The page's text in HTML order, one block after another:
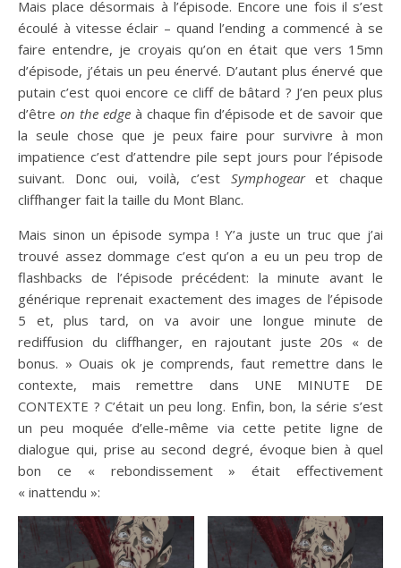
Mais place désormais à l’épisode. Encore une fois il s’est
écoulé à vitesse éclair – quand l’ending a commencé à se
faire entendre, je croyais qu’on en était que vers 15mn
d’épisode, j’étais un peu énervé. D’autant plus énervé que
putain c’est quoi encore ce cliff de bâtard ? J’en peux plus
d’être on the edgeà chaque fin d’épisode et de savoir que
la seule chose que je peux faire pour survivre à mon
impatience c’est d’attendre pile sept jours pour l’épisode
suivant. Donc oui, voilà, c’est Symphogearet chaque
cliffhanger fait la taille du Mont Blanc.
Mais sinon un épisode sympa ! Y’a juste un truc que j’ai
trouvé assez dommage c’est qu’on a eu un peu trop de
flashbacks de l’épisode précédent: la minute avant le
générique reprenait exactement des images de l’épisode
5 et, plus tard, on va avoir une longue minute de
rediffusion du cliffhanger, en rajoutant juste 20s « de
bonus. » Ouais ok je comprends, faut remettre dans le
contexte, mais remettre dans UNE MINUTE DE
CONTEXTE ? C’était un peu long. Enfin, bon, la série s’est
un peu moquée d’elle-même via cette petite ligne de
dialogue qui, prise au second degré, évoque bien à quel
bon ce « rebondissement » était effectivement
« inattendu »: